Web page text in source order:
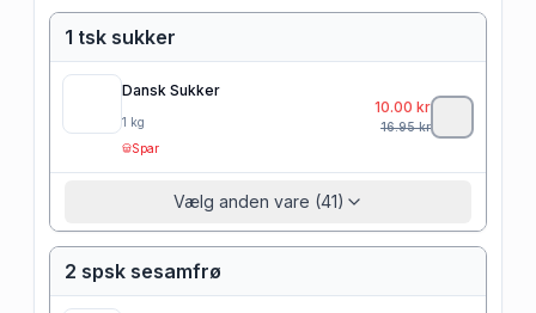
1 tsk sukker
Dansk Sukker
1 kg
Spar
10.00 kr
16.95kr
Vælg anden vare (41)
2 spsk sesamfrø